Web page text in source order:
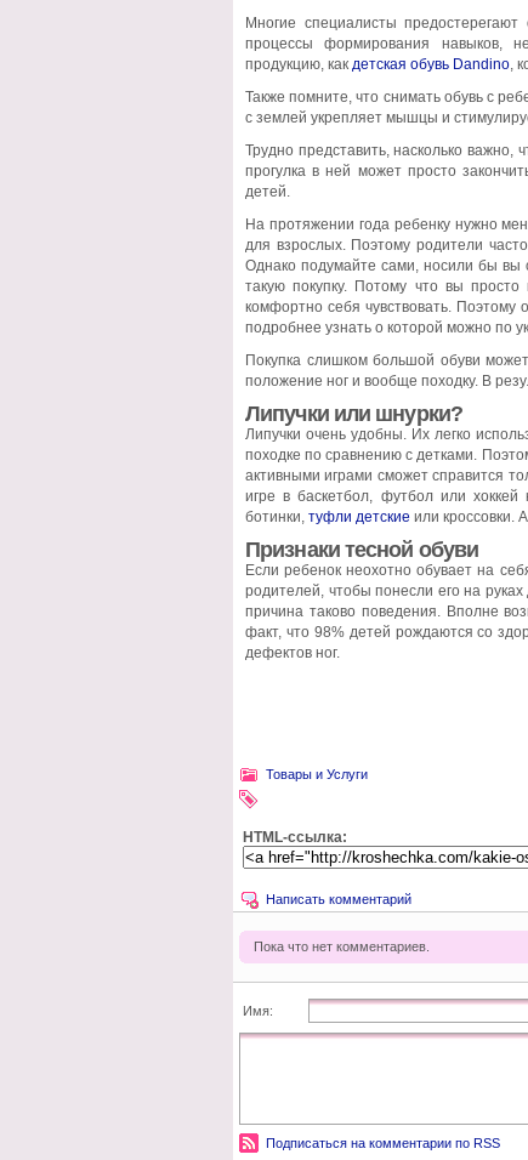
Многие специалисты
процессы формирования навыков,
продукцию, как детская обувь Dandino,
Также помните, что снимать обувь с
с землей укрепляет мышцы и
Трудно представить, насколько
прогулка в ней может просто
детей.
На протяжении года ребенку нужно
для взрослых. Поэтому родители
Однако подумайте сами, носили бы вы
такую покупку. Потому что вы
комфортно себя чувствовать. Поэтому
подробнее узнать о которой можно по
Покупка слишком большой обуви
положение ног и вообще походку. В
Липучки или шнурки?
Липучки очень удобны. Их легко
походке по сравнению с детками.
активными играми сможет справится
игре в баскетбол, футбол или хоккей
ботинки, туфли детские или кроссовки.
Признаки тесной обуви
Если ребенок неохотно обувает на
родителей, чтобы понесли его на
причина таково поведения. Вполне
факт, что 98% детей рождаются со
дефектов ног.
Товары и Услуги
HTML-ссылка:
Написать комментарий
Пока что нет комментариев.
Имя:
Подписаться на комментарии по RSS